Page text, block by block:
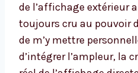
de l’affichage extérieur
toujours cru au pouvoir
de m’y mettre
d’intégrer l’ampleur, la